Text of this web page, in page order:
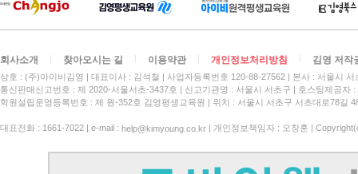
회사소개 찾아오시는 길 이용약관 개인정보처리방침 김영 저작
상호 : (주)아이비김영 대표이사 : 김석철 사업자등록번호 120-88-27562
본사 : 서울시
통신판매신고번호 : 제 2020-서울서초-3437호
신고기관명 : 서울시 서초구
호스팅제공자
학원설립운영등록번호 : 제 원-352호 김영평생교육원 | 위치 : 서울시 서초구 서초대로78길
대표전화 : 1661-7022 | e-mail : help@kimyoung.co.kr | 개인정보책임자 : 오창훈 |